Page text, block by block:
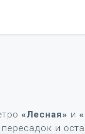
«Лесная» и
и